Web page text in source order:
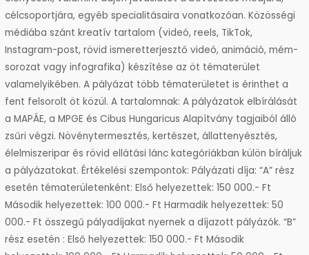
célcsoportjára, egyéb specialitásaira vonatkozóan. Közösségi
médiába szánt kreatív tartalom (videó, reels, TikTok,
Instagram-post, rövid ismeretterjesztő videó, animáció, mém-
sorozat vagy infografika) készítése az öt tématerület
valamelyikében. A pályázat több tématerületet is érinthet a
fent felsorolt öt közül. A tartalomnak: A pályázatok elbírálását
a MAPÁE, a MPGE és Cibus Hungaricus Alapítvány tagjaiból álló
zsűri végzi. Növénytermesztés, kertészet, állattenyésztés,
élelmiszeripar és rövid ellátási lánc kategóriákban külön bíráljuk
a pályázatokat. Értékelési szempontok: Pályázati díja: “A” rész
esetén tématerületenként: Első helyezettek: 150 000.- Ft
Második helyezettek: 100 000.- Ft Harmadik helyezettek: 50
000.- Ft összegű pályadíjakat nyernek a díjazott pályázók. “B”
rész esetén : Első helyezettek: 150 000.- Ft Második